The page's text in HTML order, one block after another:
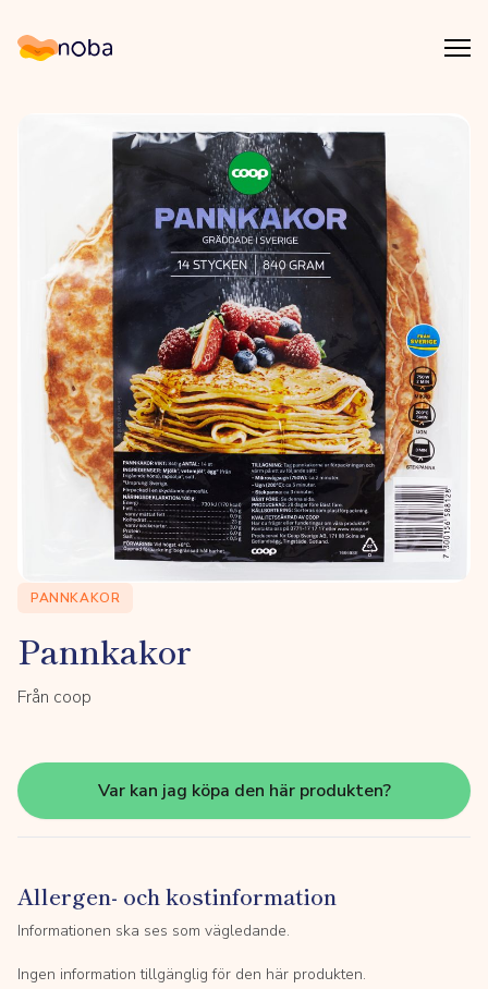
Noba
PANNKAKOR
Pannkakor
Från coop
Var kan jag köpa den här produkten?
Allergen- och kostinformation
Informationen ska ses som vägledande.
Ingen information tillgänglig för den här produkten.